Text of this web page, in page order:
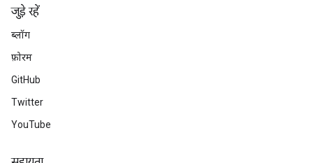
जुड़े रहें
ब्लॉग
फ़ोरम
GitHub
Twitter
YouTube